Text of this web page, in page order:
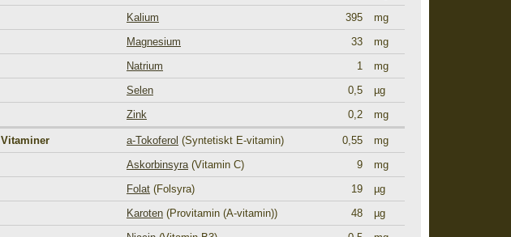
Kalium
395
mg
Magnesium
33
mg
Natrium
1
mg
Selen
0,5
µg
Zink
0,2 mg
Vitaminer a-Tokoferol (Syntetiskt E-vitamin) 0,55
mg
Askorbinsyra(Vitamin C) 9
mg
Folat (Folsyra) 19
µg
Karoten (Provitamin (A-vitamin)) 48
µg